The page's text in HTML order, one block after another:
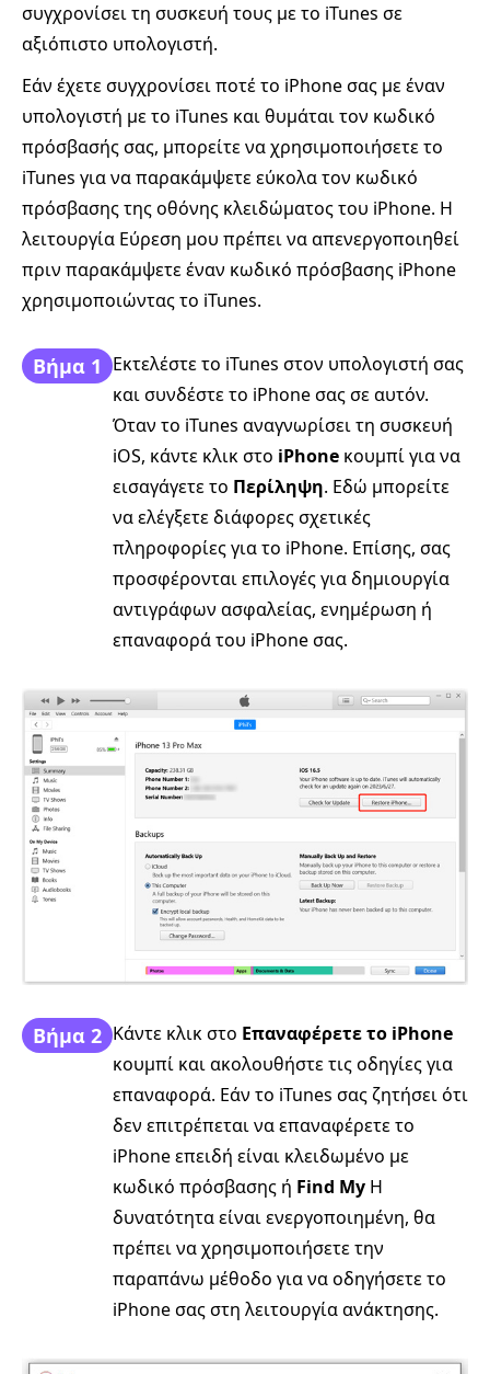
συγχρονίσει τη συσκευή τους με το iTunes σε
αξιόπιστο υπολογιστή.
Εάν έχετε συγχρονίσει ποτέ το iPhone σας με έναν
υπολογιστή με το iTunes και θυμάται τον κωδικό
πρόσβασής σας, μπορείτε να χρησιμοποιήσετε το
iTunes για να παρακάμψετε εύκολα τον κωδικό
πρόσβασης της οθόνης κλειδώματος του iPhone. Η
λειτουργία Εύρεση μου πρέπει να απενεργοποιηθεί
πριν παρακάμψετε έναν κωδικό πρόσβασης iPhone
χρησιμοποιώντας το iTunes.
Βήμα 1 Εκτελέστε το iTunes στον υπολογιστή σας
και συνδέστε το iPhone σας σε αυτόν.
Όταν το iTunes αναγνωρίσει τη συσκευή
iOS, κάντε κλικ στο iPhone κουμπί για να
εισαγάγετε το Περίληψη. Εδώ μπορείτε
να ελέγξετε διάφορες σχετικές
πληροφορίες για το iPhone. Επίσης, σας
προσφέρονται επιλογές για δημιουργία
αντιγράφων ασφαλείας, ενημέρωση ή
επαναφορά του iPhone σας.
Βήμα 2 Κάντε κλικ στο Επαναφέρετε το iPhone
κουμπί και ακολουθήστε τις οδηγίες για
επαναφορά. Εάν το iTunes σας ζητήσει ότι
δεν επιτρέπεται να επαναφέρετε το
iPhone επειδή είναι κλειδωμένο με
κωδικό πρόσβασης ή Find My Η
δυνατότητα είναι ενεργοποιημένη, θα
πρέπει να χρησιμοποιήσετε την
παραπάνω μέθοδο για να οδηγήσετε το
iPhone σας στη λειτουργία ανάκτησης.